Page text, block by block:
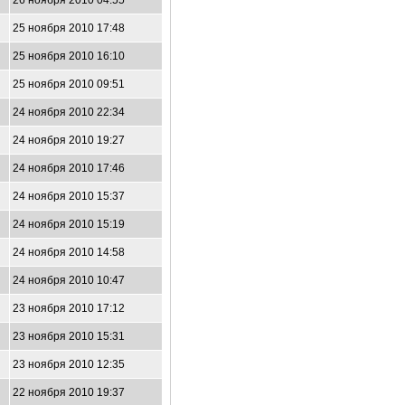
25 ноября 2010 17:48
25 ноября 2010 16:10
25 ноября 2010 09:51
24 ноября 2010 22:34
24 ноября 2010 19:27
24 ноября 2010 17:46
24 ноября 2010 15:37
24 ноября 2010 15:19
24 ноября 2010 14:58
24 ноября 2010 10:47
23 ноября 2010 17:12
23 ноября 2010 15:31
23 ноября 2010 12:35
22 ноября 2010 19:37